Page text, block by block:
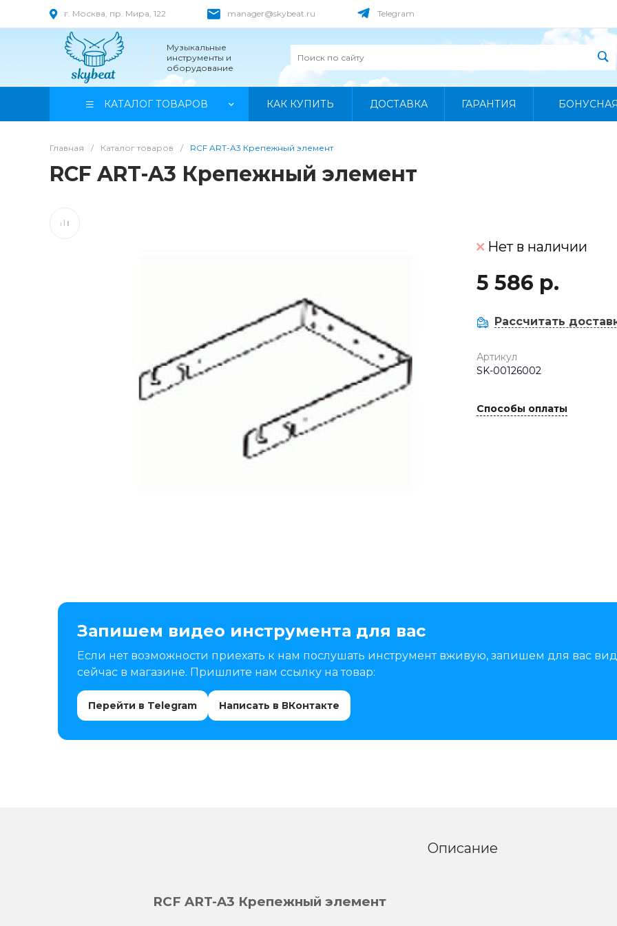
г. Москва, пр. Мира, 122 manager@skybeat.ru Telegram
Музыкальные
инструменты и
оборудование
КАТАЛОГ ТОВАРОВ КАК КУПИТЬ ДОСТАВКА ГАРАНТИЯ
Главная / Каталог товаров / RCF ART-A3 Крепежный элемент
RCF ART-A3 Крепежный элемент
Нет в наличии
5 586 р.
Рассчитать
Артикул
SK-00126002
Способы оплаты
Запишем видео инструмента для вас
Если нет возможности приехать к нам послушать инструмент вживую, запишем для вас
сейчас в магазине. Пришлите нам ссылку на товар:
Перейти в Telegram Написать в ВКонтакте
Описание
RCF ART-A3 Крепежный элемент